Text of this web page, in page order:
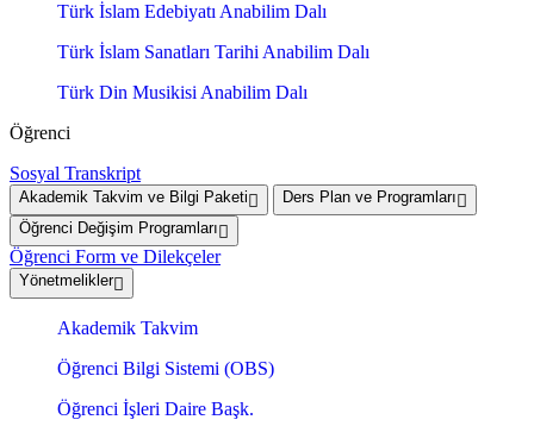
Türk İslam Edebiyatı Anabilim Dalı
Türk İslam Sanatları Tarihi Anabilim Dalı
Türk Din Musikisi Anabilim Dalı
Öğrenci
Sosyal Transkript
Akademik Takvim ve Bilgi Paketi
Ders Plan ve Programları
Öğrenci Değişim Programları
Öğrenci Form ve Dilekçeler
Yönetmelikler
Akademik Takvim
Öğrenci Bilgi Sistemi (OBS)
Öğrenci İşleri Daire Başk.